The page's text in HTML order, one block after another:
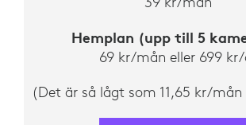
Hemplan (upp till 5
69 kr/mån eller 699
(Det är så lågt som 11,65 kr/